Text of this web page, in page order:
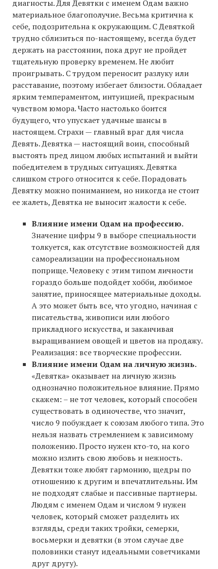
диагносты. Для Девятки с именем Одам важно
материальное благополучие. Весьма критична к
себе, подозрительна к окружающим. С Девяткой
трудно сблизиться по-настоящему, всегда будет
держать на расстоянии, пока друг не пройдет
тщательную проверку временем. Не любит
проигрывать. С трудом переносит разлуку или
расставание, поэтому избегает близости. Обладает
ярким темпераментом, интуицией, прекрасным
чувством юмора. Часто настолько боится
будущего, что упускает удачные шансы в
настоящем. Страхи — главный враг для числа
Девять. Девятка — настоящий воин, способный
выстоять пред лицом любых испытаний и выйти
победителем в трудных ситуациях. Девятка
слишком строго относится к себе. Порадовать
Девятку можно пониманием, но никогда не стоит
ее жалеть, Девятка не выносит жалости к себе.
Влияние имени Одам на профессию.
Значение цифры 9 в выборе специальности
толкуется, как отсутствие возможностей для
самореализации на профессиональном
поприще. Человеку с этим типом личности
гораздо больше подойдет хобби, любимое
занятие, приносящее материальные доходы.
А это может быть все, что угодно, начиная с
писательства, живописи или любого
прикладного искусства, и заканчивая
выращиванием овощей и цветов на продажу.
Реализация: все творческие профессии.
Влияние имени Одам на личную жизнь.
«Девятка» оказывает на личную жизнь
однозначно положительное влияние. Прямо
скажем: – не тот человек, который способен
существовать в одиночестве, что значит,
число 9 побуждает к союзам любого типа. Это
нельзя назвать стремлением к зависимому
положению. Просто нужен кто-то, на кого
можно излить свою любовь и нежность.
Девятки тоже любят гармонию, щедры по
отношению к другим и впечатлительны. Им
не подходят слабые и пассивные партнеры.
Людям с именем Одам и числом 9 нужен
человек, который сможет разделить их
взгляды, среди таких тройки, семерки,
восьмерки и девятки (в этом случае две
половинки станут идеальными советчиками
друг другу).